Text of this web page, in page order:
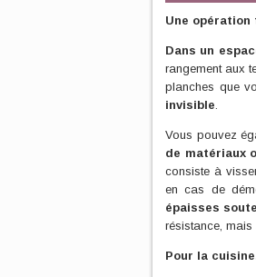
Une
Dans un
rangement aux
planches que
invisible.
Vous pouvez
de matériaux
consiste à
en cas de
épaisses
résistance, mais
Pour la